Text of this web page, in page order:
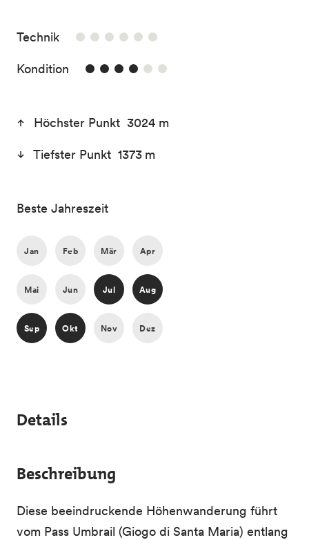
Technik/6
Kondition 4/6
Höchster Punkt 3024 m
Tiefster Punkt 1373 m
Beste Jahreszeit
Jan Feb Mär Apr
Mai Jun Jul Aug
Sep Okt Nov Dez
Details
Beschreibung
Diese beeindruckende Höhenwanderung führt
vom Pass Umbrail (Giogo di Santa Maria) entlang